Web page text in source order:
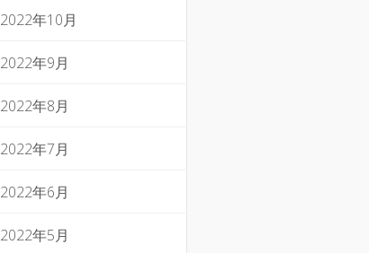
2022年10月
2022年9月
2022年8月
2022年7月
2022年6月
2022年5月